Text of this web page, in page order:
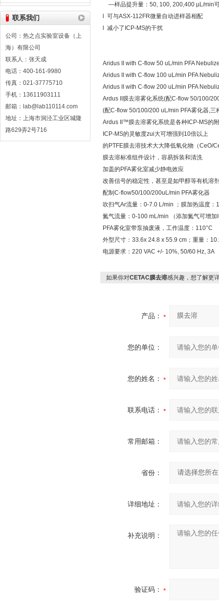
联系我们
公司：热之点实验室设备（上
海）有限公司
联系人：张天成
电话：400-161-9980
传真：021-37775710
手机：13611903111
邮箱：lab@lab110114.com
地址：上海市洞泾工业区城隆
路629弄2号716
—样品提升量：50, 100, 200,400 µL/min
l 可与ASX-112FR微量自动进样器相配
l 减小了ICP-MS的干扰
Aridus II with C-flow 50 uL/min PFA
Aridus II with C-flow 100 uL/min PFA
Aridus II with C-flow 200 uL/min PFA
Ardus II膜去溶雾化系统(配C-flow 50/100/
(配C-flow 50/100/200 uL/min PFA雾化器,三
Ardus II™膜去溶雾化系统是各种ICP-MS的
ICP-MS的灵敏度zui大可增强到10倍以上
的PTFE膜去溶技术大大降低氧化物（CeO/
膜去溶标准组件设计，容易拆装和清洗
加盖的PFA雾化室减少静电效应
改善信号的稳定性，甚至是如甲醇等有机溶
配制C-flow50/100/200uL/min PFA雾化器
吹扫气Ar流量：0-7.0 L/min ；膜加热温度：
氮气流量：0-100 mL/min （添加氮气可增
PFA雾化室带泵抽废液，工作温度：110°C
外型尺寸：33.6x 24.8 x 55.9 cm；重量：
电源要求：220 VAC +/- 10%, 50/60 Hz, 3A
如果你对CETAC膜去溶感兴趣，想了解更
产品：
您的单位：
您的姓名：
联系电话：
常用邮箱：
省份：
详细地址：
补充说明：
验证码：